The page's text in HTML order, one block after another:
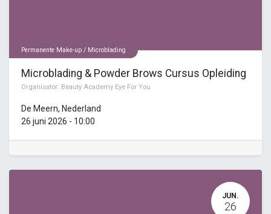
Permanente Make-up / Microblading
Microblading & Powder Brows Cursus Opleiding
Organisator: Beauty Academy Eye For You
De Meern, Nederland
26 juni 2026 - 10:00
JUN.
26